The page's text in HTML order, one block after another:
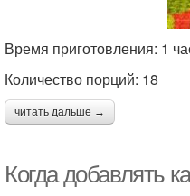
Время приготовления: 1
Количество порций: 18
читать дальше →
Когда добавлять